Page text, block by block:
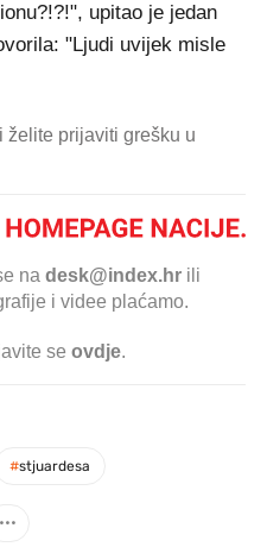
upitao je jedan
"Ljudi uvijek misle
želite prijaviti grešku u
na desk@index.hr ili
i videe plaćamo.
se ovdje.
#stjuardesa